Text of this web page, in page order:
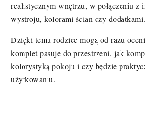
realistycznym wnętrzu, w połączeniu z
wystroju, kolorami ścian czy dodatkami.
Dzięki temu rodzice mogą od razu
komplet pasuje do przestrzeni, jak
kolorystyką pokoju i czy będzie
użytkowaniu.